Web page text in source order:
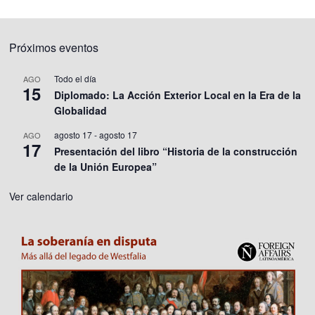
Próximos eventos
AGO
15
Todo el día
Diplomado: La Acción Exterior Local en la Era de la
Globalidad
AGO
17
agosto 17-agosto 17
Presentación del libro “Historia de la construcción
de la Unión Europea”
Ver calendario